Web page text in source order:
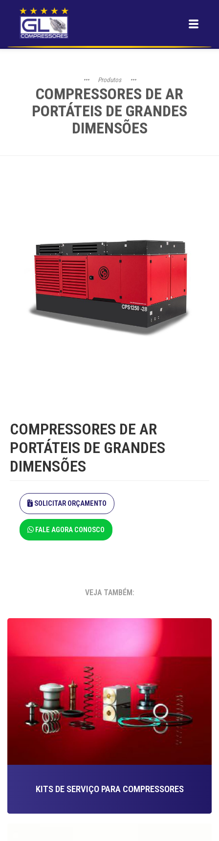
••• Produtos •••
COMPRESSORES DE AR
PORTÁTEIS DE GRANDES
DIMENSÕES
COMPRESSORES DE AR
PORTÁTEIS DE GRANDES
DIMENSÕES
SOLICITAR ORÇAMENTO
FALE AGORA CONOSCO
VEJA TAMBÉM:
KITS DE SERVIÇO PARA COMPRESSORES